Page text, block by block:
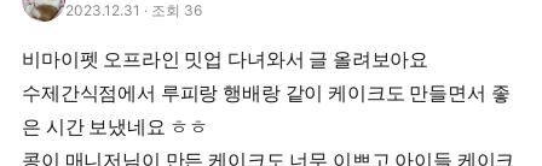
2023.12.31 · 조회 36
비마이펫 오프라인 밋업 다녀와서 글 올려보아요
수제간식점에서 루피랑 행배랑 같이 케이크도 만들면서 좋
은 시간 보냈네요 ㅎㅎ
콩이 매니저님이 만든 케이크도 너무 이쁘고 아이들 케이크